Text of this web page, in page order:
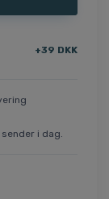
+39 DKK
i dag.